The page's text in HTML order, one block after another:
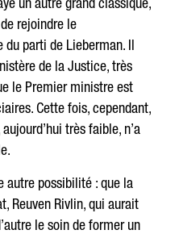
rejoindre le
parti de Lieberman. Il
de la Justice, très
le Premier ministre est
Cette fois, cependant,
très faible, n’a
autre possibilité : que la
Reuven Rivlin, qui aurait
le soin de former un